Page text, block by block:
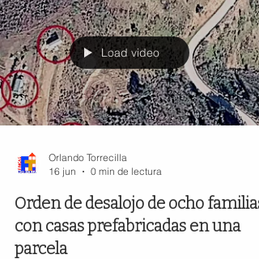
Load video
Orlando Torrecilla
16 jun
0 min de lectura
Orden de desalojo de ocho familias
con casas prefabricadas en una
parcela